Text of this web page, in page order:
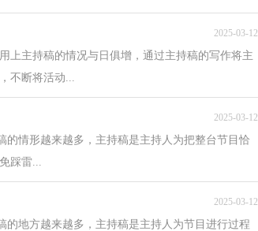
2025-03-12
上主持稿的情况与日俱增，通过主持稿的写作将主
不断将活动...
2025-03-12
情形越来越多，主持稿是主持人为把整台节目恰
踩雷...
2025-03-12
地方越来越多，主持稿是主持人为节目进行过程